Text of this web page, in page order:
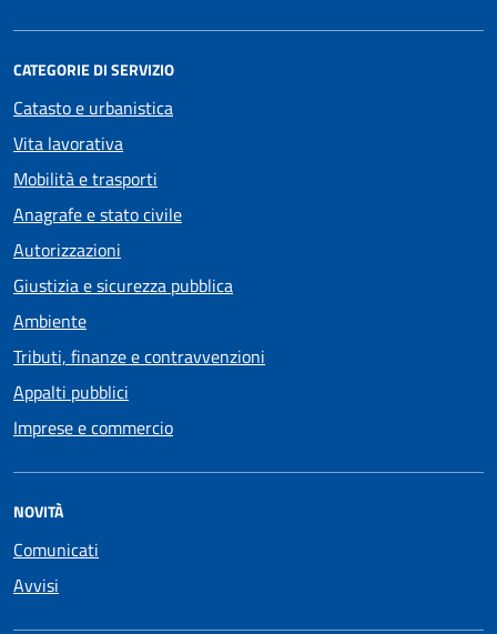
CATEGORIE DI SERVIZIO
Catasto e urbanistica
Vita lavorativa
Mobilità e trasporti
Anagrafe e stato civile
Autorizzazioni
Giustizia e sicurezza pubblica
Ambiente
Tributi, finanze e contravvenzioni
Appalti pubblici
Imprese e commercio
NOVITÀ
Comunicati
Avvisi